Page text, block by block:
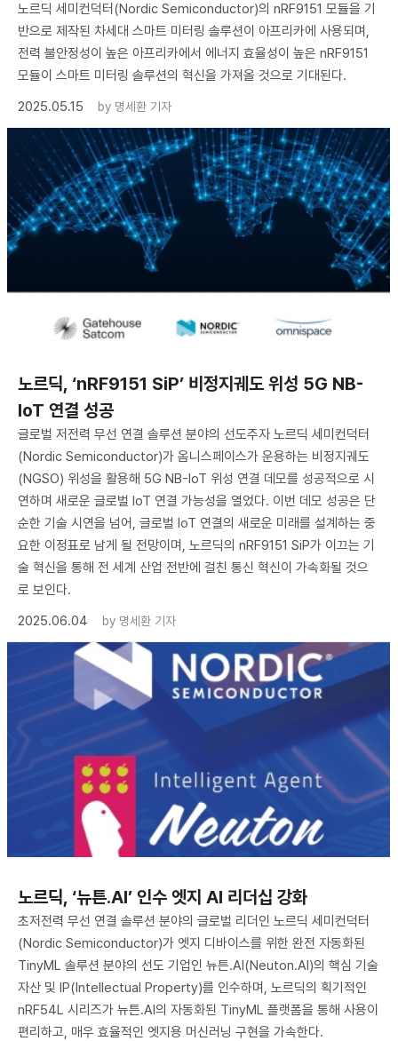
노르딕 세미컨덕터(Nordic Semiconductor)의 nRF9151 모듈을 기
반으로 제작된 차세대 스마트 미터링 솔루션이 아프리카에 사용되며,
전력 불안정성이 높은 아프리카에서 에너지 효율성이 높은 nRF9151
모듈이 스마트 미터링 솔루션의 혁신을 가져올 것으로 기대된다.
2025.05.15
by 명세환 기자
노르딕, ‘nRF9151 SiP’ 비정지궤도 위성 5G NB-
IoT 연결 성공
글로벌 저전력 무선 연결 솔루션 분야의 선도주자 노르딕 세미컨덕터
(Nordic Semiconductor)가 옴니스페이스가 운용하는 비정지궤도
(NGSO) 위성을 활용해 5G NB-IoT 위성 연결 데모를 성공적으로 시
연하며 새로운 글로벌 IoT 연결 가능성을 열었다. 이번 데모 성공은 단
순한 기술 시연을 넘어, 글로벌 IoT 연결의 새로운 미래를 설계하는 중
요한 이정표로 남게 될 전망이며, 노르딕의 nRF9151 SiP가 이끄는 기
술 혁신을 통해 전 세계 산업 전반에 걸친 통신 혁신이 가속화될 것으
로 보인다.
2025.06.04
by 명세환 기자
노르딕, ‘뉴튼.AI’ 인수 엣지 AI 리더십 강화
초저전력 무선 연결 솔루션 분야의 글로벌 리더인 노르딕 세미컨덕터
(Nordic Semiconductor)가 엣지 디바이스를 위한 완전 자동화된
TinyML 솔루션 분야의 선도 기업인 뉴튼.AI(Neuton.AI)의 핵심 기술
자산 및 IP(Intellectual Property)를 인수하며, 노르딕의 획기적인
nRF54L 시리즈가 뉴튼.AI의 자동화된 TinyML 플랫폼을 통해 사용이
편리하고, 매우 효율적인 엣지용 머신러닝 구현을 가속한다.